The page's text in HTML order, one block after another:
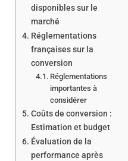
disponibles sur le
marché
Réglementations
françaises sur la
conversion
Réglementations
importantes à
considérer
Coûts de conversion :
Estimation et budget
Évaluation de la
performance après